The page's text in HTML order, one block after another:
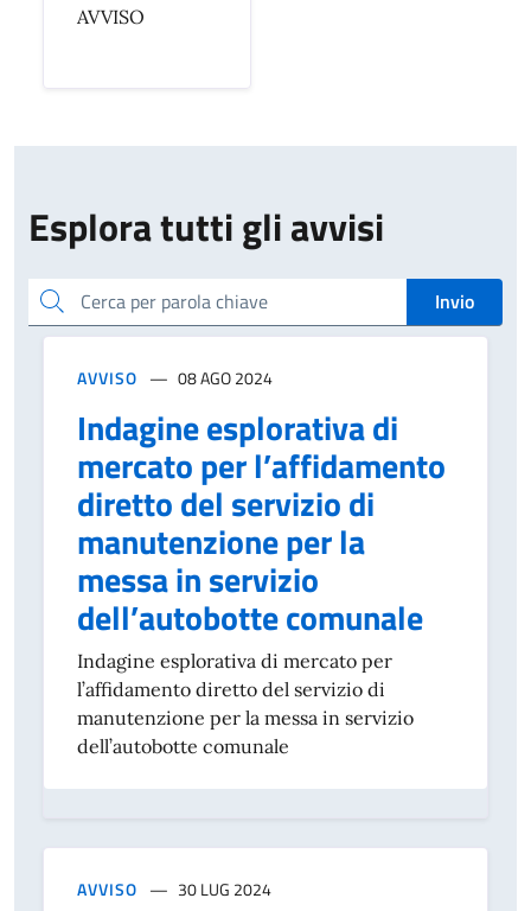
AVVISO
Esplora tutti gli avvisi
Cerca per parola chiave Invio
AVVISO 08 AGO 2024
Indagine esplorativa di
mercato per l’affidamento
diretto del servizio di
manutenzione per la
messa in servizio
dell’autobotte comunale
Indagine esplorativa di mercato per
l’affidamento diretto del servizio di
manutenzione per la messa in servizio
dell’autobotte comunale
AVVISO 30 LUG 2024